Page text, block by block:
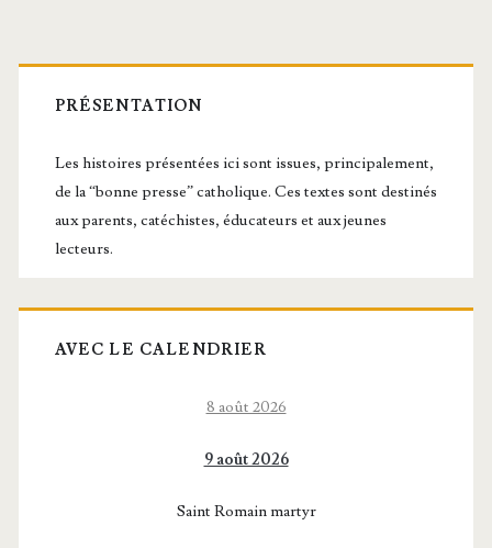
Barre
latérale
principale
PRÉSENTATION
Les histoires présentées ici sont issues, principalement,
de la “bonne presse” catholique. Ces textes sont destinés
aux parents, catéchistes, éducateurs et aux jeunes
lecteurs.
AVEC LE CALENDRIER
8 août 2026
9 août 2026
Saint Romain martyr